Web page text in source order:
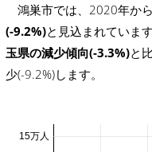
鴻巣市では、2020年か
(-9.2%)と見込まれていま
玉県の減少傾向(-3.3%)と
少(-9.2%)します。
15万人